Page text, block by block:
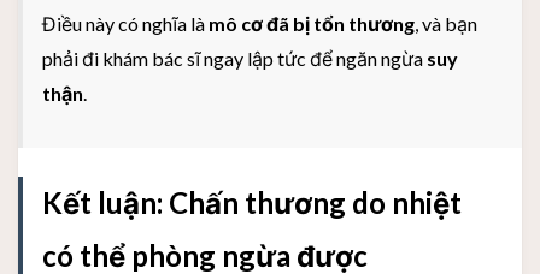
Điều này có nghĩa là mô cơ đã bị tổn thương , và bạn
phải đi khám bác sĩ ngay lập tức để ngăn ngừa suy
thận
Kết luận: Chấn thương do nhiệt
có thể phòng ngừa được